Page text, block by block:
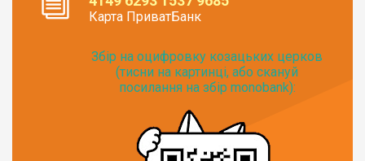
Карта ПриватБанк
Збір на оцифровку козацьких церков
(тисни на картинці, або скануй
посилання на збір monobank):